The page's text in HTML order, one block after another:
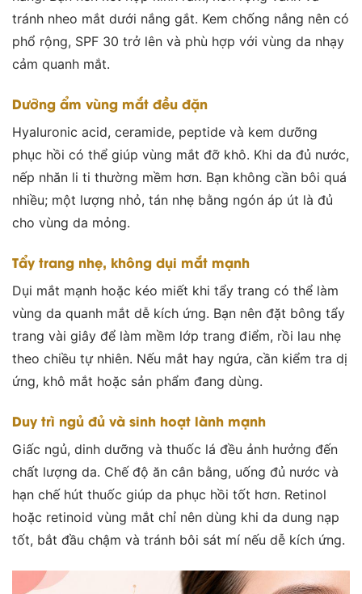
tránh nheo mắt dưới nắng gắt. Kem chống nắng nên có
phổ rộng, SPF 30 trở lên và phù hợp với vùng da nhạy
cảm quanh mắt.
Dưỡng ẩm vùng mắt đều đặn
Hyaluronic acid, ceramide, peptide và kem dưỡng
phục hồi có thể giúp vùng mắt đỡ khô. Khi da đủ nước,
nếp nhăn li ti thường mềm hơn. Bạn không cần bôi quá
nhiều; một lượng nhỏ, tán nhẹ bằng ngón áp út là đủ
cho vùng da mỏng.
Tẩy trang nhẹ, không dụi mắt mạnh
Dụi mắt mạnh hoặc kéo miết khi tẩy trang có thể làm
vùng da quanh mắt dễ kích ứng. Bạn nên đặt bông tẩy
trang vài giây để làm mềm lớp trang điểm, rồi lau nhẹ
theo chiều tự nhiên. Nếu mắt hay ngứa, cần kiểm tra dị
ứng, khô mắt hoặc sản phẩm đang dùng.
Duy trì ngủ đủ và sinh hoạt lành mạnh
Giấc ngủ, dinh dưỡng và thuốc lá đều ảnh hưởng đến
chất lượng da. Chế độ ăn cân bằng, uống đủ nước và
hạn chế hút thuốc giúp da phục hồi tốt hơn. Retinol
hoặc retinoid vùng mắt chỉ nên dùng khi da dung nạp
tốt, bắt đầu chậm và tránh bôi sát mí nếu dễ kích ứng.